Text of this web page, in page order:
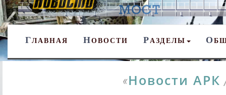
ГЛАВНАЯ НОВОСТИ РАЗДЕЛЫ О
«Новости АРК